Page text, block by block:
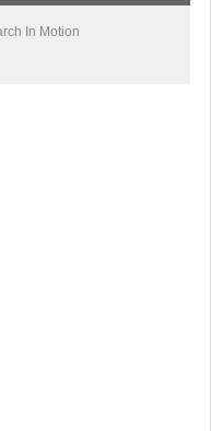
In Motion